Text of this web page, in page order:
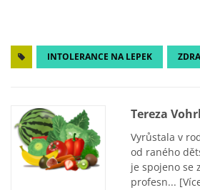
INTOLERANCE NA LEPEK
Tereza
Vyrůstala v
od raného
je spojeno se
profesn...